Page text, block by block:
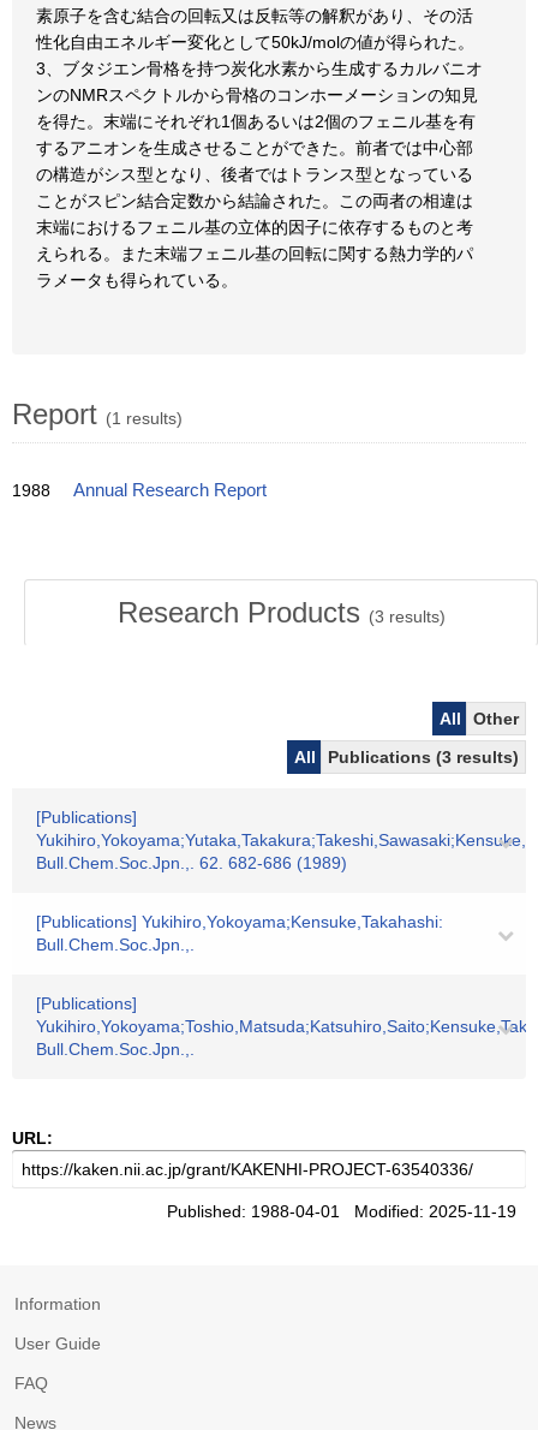
素原子を含む結合の回転又は反転等の解釈があり、その活
性化自由エネルギー変化として50kJ/molの値が得られた。
3、ブタジエン骨格を持つ炭化水素から生成するカルバニオ
ンのNMRスペクトルから骨格のコンホーメーションの知見
を得た。末端にそれぞれ1個あるいは2個のフェニル基を有
するアニオンを生成させることができた。前者では中心部
の構造がシス型となり、後者ではトランス型となっている
ことがスピン結合定数から結論された。この両者の相違は
末端におけるフェニル基の立体的因子に依存するものと考
えられる。また末端フェニル基の回転に関する熱力学的パ
ラメータも得られている。
Report (1 results)
1988 Annual Research Report
Research Products (3 results)
All
Other
All
Publications (3 results)
[Publications]
Bull.Chem.Soc.Jpn.,. 62. 682-686 (1989)
[Publications] Yukihiro,Yokoyama;Kensuke,Takahashi:
Bull.Chem.Soc.Jpn.,.
[Publications]
Bull.Chem.Soc.Jpn.,.
URL:
Published: 1988-04-01 Modified: 2025-11-19
Information
User Guide
FAQ
News